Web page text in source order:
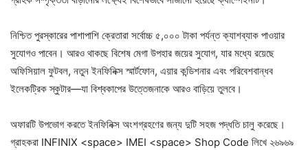
নিশ্চিত পুরস্কারের পাশাপাশি ক্রেতারা সর্বোচ্চ ৫,০০০ টাকা পর্যন্ত ক্যাশব্যাক পাওয়ার
সুযোগও পাবেন। আরও থাকছে বিশেষ মেগা উপহার জয়ের সুযোগ, যার মধ্যে রয়েছে
অফিসিয়াল ফুটবল, নতুন ইনফিনিক্স স্মার্টফোন, এয়ার কন্ডিশনার এবং পরিবেশবান্ধব
ইলেকট্রিক স্কুটার—যা বিশ্বকাপের উত্তেজনাকে আরও বাড়িয়ে তুলবে।
অফারটি উপভোগ করতে ইনফিনিক্স অংশগ্রহণের জন্য দুটি সহজ পদ্ধতি চালু করেছে।
গ্রাহকরা INFINIX <space> IMEI <space> Shop Code লিখে ২৬৯৬৯